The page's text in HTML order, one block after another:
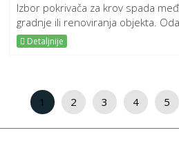
Izbor pokrivača za krov spada
gradnje ili renoviranja objekta.
Detaljnije
1 2 3 4 5